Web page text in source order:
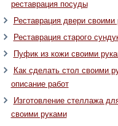
реставрация посуды
Реставрация двери своими
Реставрация старого
Пуфик из кожи своими
Как сделать стол своими
описание работ
Изготовление стеллажа
своими руками